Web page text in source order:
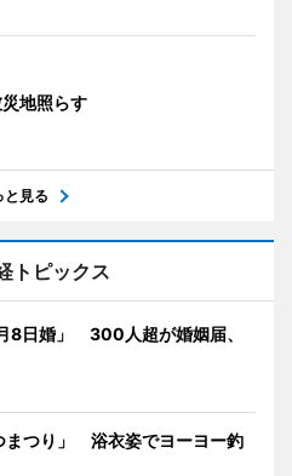
地照らす
と見る
トピックス
8日婚」 300人超が婚姻届、
まつり」 浴衣姿でヨーヨー釣